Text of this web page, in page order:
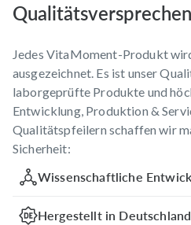
Qualitätsversprechen
Jedes VitaMoment-Produkt
ausgezeichnet. Es ist unser
laborgeprüfte Produkte und
Entwicklung, Produktion &
Qualitätspfeilern schaffen wir
Sicherheit:
Wissenschaftliche
Hergestellt in Deutschland